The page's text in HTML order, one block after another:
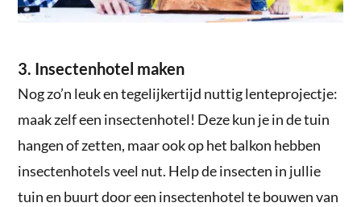
3. Insectenhotel maken
Nog zo’n leuk en tegelijkertijd nuttig lenteprojectje:
maak zelf een insectenhotel! Deze kun je in de tuin
hangen of zetten, maar ook op het balkon hebben
insectenhotels veel nut. Help de insecten in jullie
tuin en buurt door een insectenhotel te bouwen van